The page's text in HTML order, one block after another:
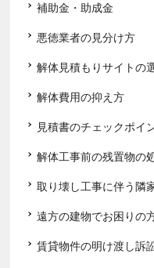
補助金・助成金
悪徳業者の見分け方
解体見積もりサイトの
解体費用の抑え方
見積書のチェックポイ
解体工事前の残置物の
取り壊し工事に伴う隣
遠方の建物でお困りの
賃貸物件の明け渡し訴